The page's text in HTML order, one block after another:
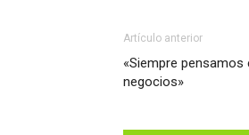
Artículo anterior
«Siempre
negocios»